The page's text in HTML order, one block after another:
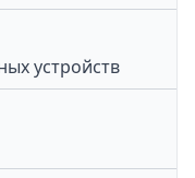
устройств